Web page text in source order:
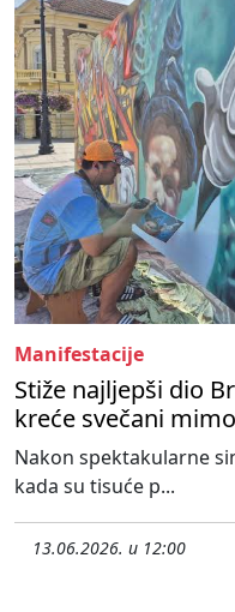
Manifestacije
Stiže najljepši dio
kreće svečani
Nakon spektakularne
kada su tisuće p...
13.06.2026. u 12:00